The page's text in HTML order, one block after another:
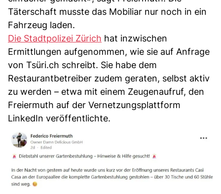
Täterschaft musste das Mobiliar nur noch in ein
Fahrzeug laden.
Die Stadtpolizei Zürich hat inzwischen
Ermittlungen aufgenommen, wie sie auf Anfrage
von Tsüri.ch schreibt. Sie habe dem
Restaurantbetreiber zudem geraten, selbst aktiv
zu werden – etwa mit einem Zeugenaufruf, den
Freiermuth auf der Vernetzungsplattform
LinkedIn veröffentlichte.